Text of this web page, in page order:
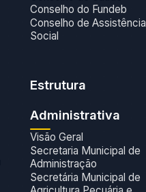
Conselho do Fundeb
Conselho de Assistência
Social
Estrutura
Administrativa
Visão Geral
Secretaria Municipal de
Administração
Secretária Municipal de